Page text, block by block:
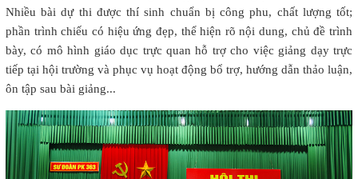
Nhiều bài dự thi được thí sinh chuẩn bị công phu, chất lượng tốt;
phần trình chiếu có hiệu ứng đẹp, thể hiện rõ nội dung, chủ đề trình
bày, có mô hình giáo dục trực quan hỗ trợ cho việc giảng dạy trực
tiếp tại hội trường và phục vụ hoạt động bổ trợ, hướng dẫn thảo luận,
ôn tập sau bài giảng...